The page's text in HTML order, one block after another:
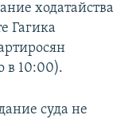
ходатайства
Гагика
в 10:00).
суда не